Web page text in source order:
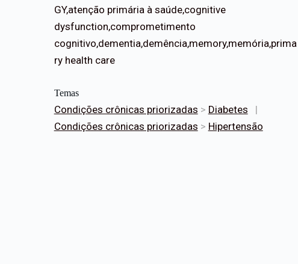
GY,atenção primária à saúde,cognitive
dysfunction,comprometimento
cognitivo,dementia,demência,memory,memória,prima
ry health care
Temas
Condições crônicas priorizadas > Diabetes
|
Condições crônicas priorizadas > Hipertensão